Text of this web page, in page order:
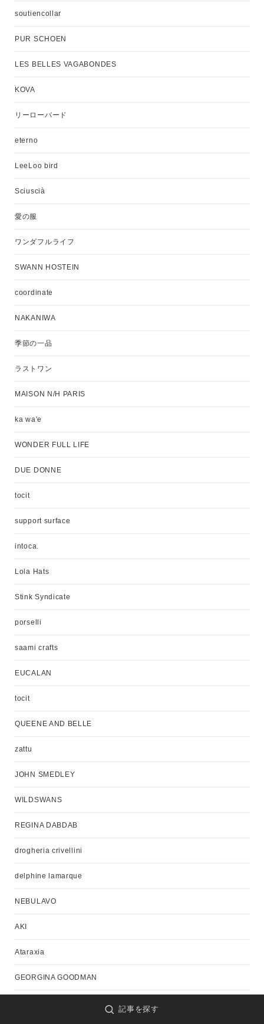
soutiencollar
PUR SCHOEN
LES BELLES VAGABONDES
KOVA
リーローバード
eterno
LeeLoo bird
Sciuscià
愛の服
ワンダフルライフ
SWANN HOSTEIN
coordinate
NAKANIWA
季節の一品
ラストワン
MAISON N/H PARIS
ka wa'e
WONDER FULL LIFE
DUE DONNE
tocit
support surface
intoca.
Lola Hats
Stink Syndicate
porselli
saami crafts
EUCALAN
tocit
QUEENE AND BELLE
zattu
JOHN SMEDLEY
WILDSWANS
REGINA DABDAB
drogheria crivellini
delphine lamarque
NEBULAVO
AKI
Ataraxia
GEORGINA GOODMAN
記事を探す